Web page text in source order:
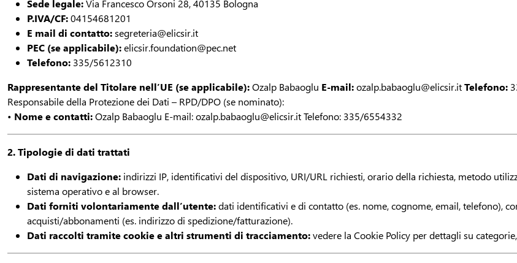
Sede legale:Via Francesco Orsoni 28, 40135 Bologna
P.IVA/CF:04154681201
E mail di contatto:segreteria@elicsir.it
PEC (se applicabile):elicsir.foundation@pec.net
Telefono: 335/5612310
Rappresentante del Titolare nell’UE (se applicabile):Ozalp Babaoglu E-mail:ozalp.babaoglu@elicsir.itTelefono:
Responsabile della Protezione dei Dati – RPD/DPO (se nominato):
• Nome e contatti:Ozalp Babaoglu E-mail: ozalp.babaoglu@elicsir.it Telefono: 335/6554332
2. Tipologie di dati trattati
Dati di navigazione: indirizzi IP, identificativi del dispositivo, URI/URL richiesti, orario della richiesta, metodo
sistema operativo e al browser.
Dati forniti volontariamente dall’utente:dati identificativi e di contatto (es. nome, cognome, email, telefono),
acquisti/abbonamenti (es. indirizzo di spedizione/fatturazione).
Dati raccolti tramite cookie e altri strumenti di tracciamento:vedere la Cookie Policy per dettagli su